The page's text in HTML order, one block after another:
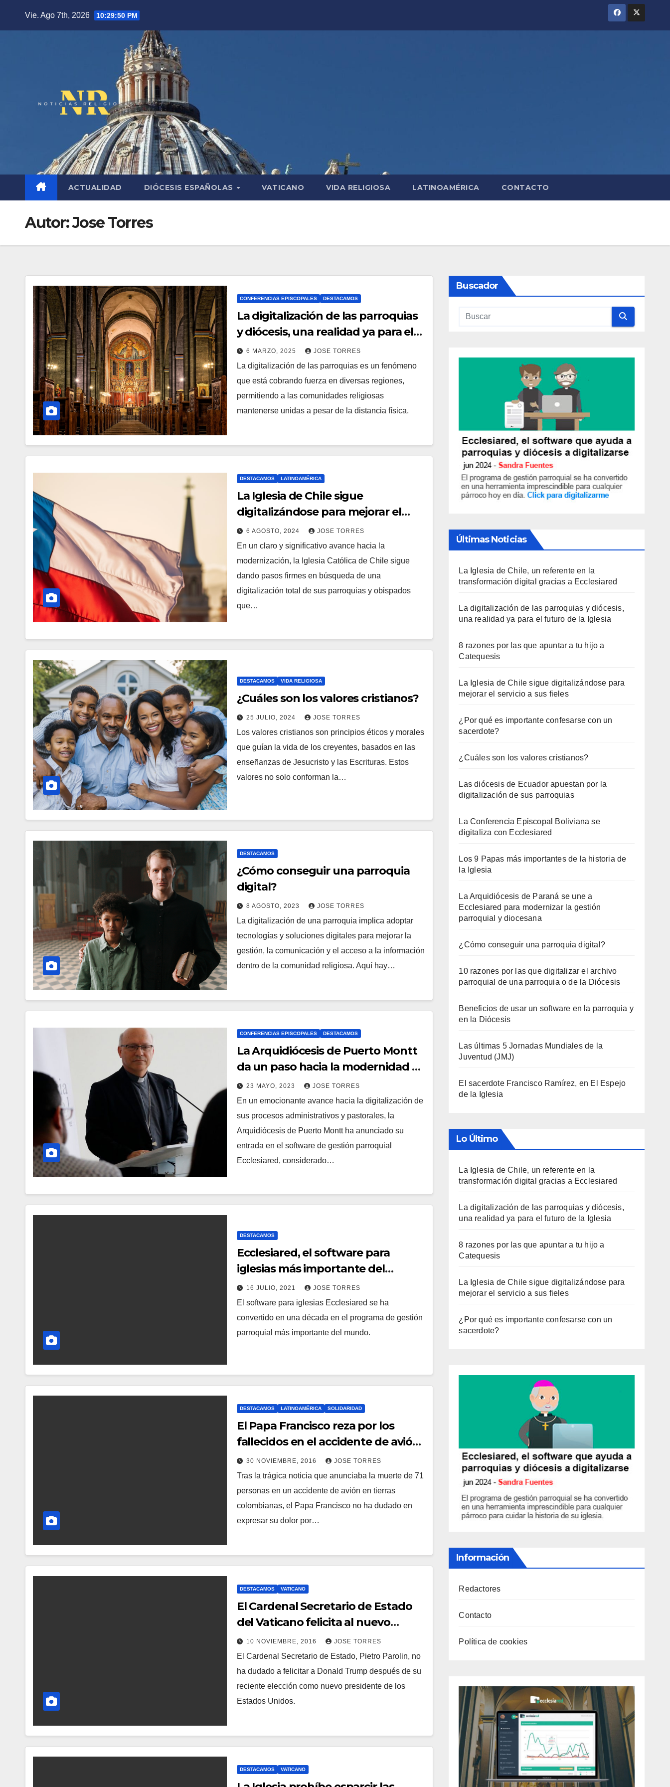
Vie. Ago 7th, 2026 10:29:51 PM
ACTUALIDAD DIÓCESIS ESPAÑOLAS VATICANO VIDA RELIGIOSA LATINOAMÉRICA CONTACTO
Autor:Jose Torres
CONFERENCIAS EPISCOPALES DESTACAMOS
La digitalización de las parroquias
y diócesis, una realidad ya para el
futuro de la Iglesia
6 MARZO, 2025 JOSE TORRES
N
O
H
A
O
T
R
I
O
S
La digitalización de las parroquias es un fenómeno
que está cobrando fuerza en diversas regiones,
permitiendo a las comunidades religiosas
mantenerse unidas a pesar de la distancia física.
DESTACAMOS LATINOAMÉRICA
La Iglesia de Chile sigue
digitalizándose para mejorar el
servicio a sus fieles
6 AGOSTO, 2024 JOSE TORRES
N
O
H
A
M
T
En un claro y significativo avance hacia la
modernización, la Iglesia Católica de Chile sigue
dando pasos firmes en búsqueda de una
digitalización total de sus parroquias y obispados
que…
DESTACAMOS VIDA RELIGIOSA
¿Cuáles son los valores cristianos?
25 JULIO, 2024 JOSE TORRES
N
O
H
N
I
Los valores cristianos son principios éticos y morales
que guían la vida de los creyentes, basados en las
enseñanzas de Jesucristo y las Escrituras. Estos
valores no solo conforman la…
DESTACAMOS
¿Cómo conseguir una parroquia
digital?
8 AGOSTO, 2023 JOSE TORRES
N
O
H
A
O
N
T
R
I
O
S
La digitalización de una parroquia implica adoptar
tecnologías y soluciones digitales para mejorar la
gestión, la comunicación y el acceso a la información
dentro de la comunidad religiosa. Aquí hay…
CONFERENCIAS EPISCOPALES DESTACAMOS
La Arquidiócesis de Puerto Montt
da un paso hacia la modernidad al
implementar el software
Ecclesiared
23 MAYO, 2023 JOSE TORRES
N
O
H
A
M
T
A
En un emocionante avance hacia la digitalización de
sus procesos administrativos y pastorales, la
Arquidiócesis de Puerto Montt ha anunciado su
entrada en el software de gestión parroquial
Ecclesiared, considerado…
DESTACAMOS
Ecclesiared, el software para
iglesias más importante del
mundo
16 JULIO, 2021 JOSE TORRES
N
O
H
E
El software para iglesias Ecclesiared se ha
convertido en una década en el programa de gestión
parroquial más importante del mundo.
DESTACAMOS LATINOAMÉRICA SOLIDARIDAD
El Papa Francisco reza por los
fallecidos en el accidente de avión
en Colombia
30 NOVIEMBRE, 2016 JOSE TORRES
N
O
H
O
N
T
R
I
O
Tras la trágica noticia que anunciaba la muerte de 71
personas en un accidente de avión en tierras
colombianas, el Papa Francisco no ha dudado en
expresar su dolor por…
DESTACAMOS VATICANO
El Cardenal Secretario de Estado
del Vaticano felicita al nuevo
presidente de los Estados Unidos
10 NOVIEMBRE, 2016 JOSE TORRES
N
O
H
O
El Cardenal Secretario de Estado, Pietro Parolin, no
ha dudado a felicitar a Donald Trump después de su
reciente elección como nuevo presidente de los
Estados Unidos.
DESTACAMOS VATICANO
Buscador
Últimas Noticias
La Iglesia de Chile, un referente en la
transformación digital gracias a Ecclesiared
La digitalización de las parroquias y diócesis,
una realidad ya para el futuro de la Iglesia
8 razones por las que apuntar a tu hijo a
Catequesis
La Iglesia de Chile sigue digitalizándose para
mejorar el servicio a sus fieles
¿Por qué es importante confesarse con un
sacerdote?
¿Cuáles son los valores cristianos?
Las diócesis de Ecuador apuestan por la
digitalización de sus parroquias
La Conferencia Episcopal Boliviana se
digitaliza con Ecclesiared
Los 9 Papas más importantes de la historia de
la Iglesia
La Arquidiócesis de Paraná se une a
Ecclesiared para modernizar la gestión
parroquial y diocesana
¿Cómo conseguir una parroquia digital?
10 razones por las que digitalizar el archivo
parroquial de una parroquia o de la Diócesis
Beneficios de usar un software en la parroquia y
en la Diócesis
Las últimas 5 Jornadas Mundiales de la
Juventud (JMJ)
El sacerdote Francisco Ramírez, en El Espejo
de la Iglesia
Lo Último
La Iglesia de Chile, un referente en la
transformación digital gracias a Ecclesiared
La digitalización de las parroquias y diócesis,
una realidad ya para el futuro de la Iglesia
8 razones por las que apuntar a tu hijo a
Catequesis
La Iglesia de Chile sigue digitalizándose para
mejorar el servicio a sus fieles
¿Por qué es importante confesarse con un
sacerdote?
Información
Redactores
Contacto
Política de cookies